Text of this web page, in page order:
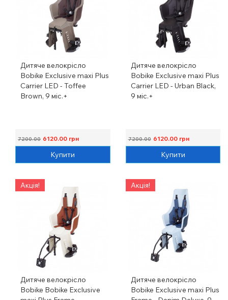
Дитяче велокрісло
Bobike Exclusive maxi Plus
Carrier LED - Toffee
Brown, 9 міс.+
7200.00 6120.00 грн
Купити
Дитяче велокрісло
Bobike Exclusive maxi Plus
Carrier LED - Urban Black,
9 міс.+
7200.00 6120.00грн
Купити
Акція!
Дитяче велокрісло
Bobike Bobike Exclusive
Акція!
Дитяче велокрісло
Bobike Exclusive maxi Plus